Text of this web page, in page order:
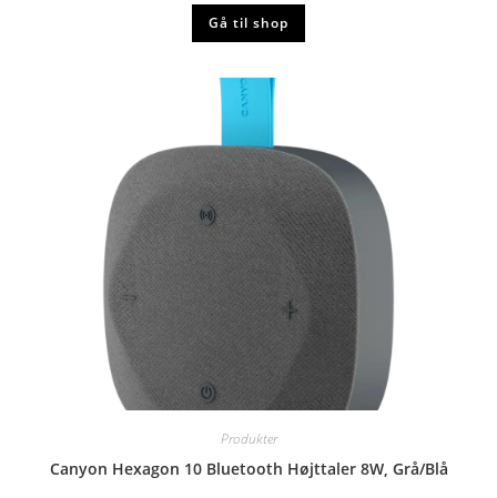
Gå til shop
Produkter
Canyon Hexagon 10 Bluetooth Højttaler 8W, Grå/Blå